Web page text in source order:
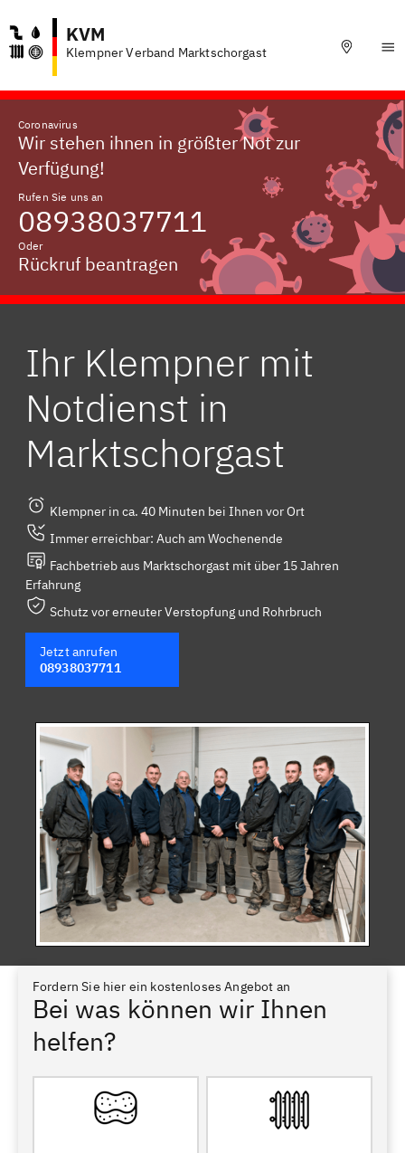
KVM
Klempner Verband Marktschorgast
Coronavirus
Wir stehen ihnen in größter Not zur
Verfügung!
Rufen Sie uns an
08938037711
Oder
Rückruf beantragen
Ihr Klempner mit
Notdienst in
Marktschorgast
Klempner in ca. 40 Minuten bei Ihnen vor Ort
Immer erreichbar: Auch am Wochenende
Fachbetrieb aus Marktschorgast mit über 15 Jahren
Erfahrung
Schutz vor erneuter Verstopfung und Rohrbruch
Jetzt anrufen
08938037711
Fordern Sie hier ein kostenloses Angebot an
Bei was können wir Ihnen
helfen?